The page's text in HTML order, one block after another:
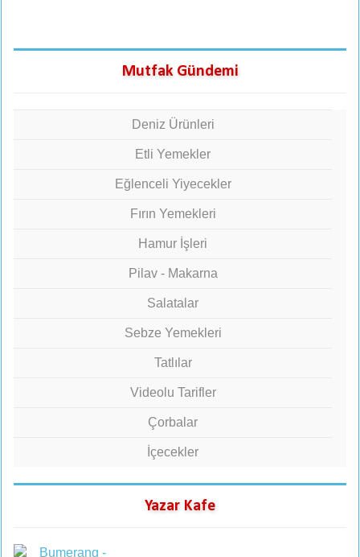
Mutfak Gündemi
Deniz Ürünleri
Etli Yemekler
Eğlenceli Yiyecekler
Fırın Yemekleri
Hamur İşleri
Pilav - Makarna
Salatalar
Sebze Yemekleri
Tatlılar
Videolu Tarifler
Çorbalar
İçecekler
Yazar Kafe